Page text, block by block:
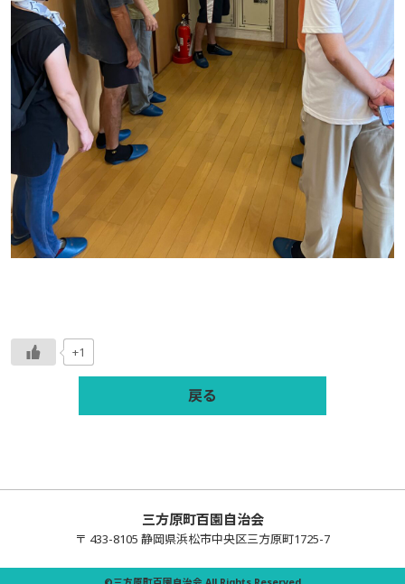
+1
戻る
三方原町百園自治会
〒 433-8105 静岡県浜松市中央区三方原町1725-7